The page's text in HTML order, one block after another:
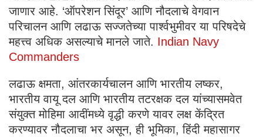
जाणार आहे. ‘ऑपरेशन सिंदूर’ आणि नौदलाचे वेगवान
परिचालन आणि लढाऊ सज्जतेच्या पार्श्वभुमीवर या परिषदेचे
महत्त्व अधिक असल्याचे मानले जाते. Indian Navy
Commanders
लढाऊ क्षमता, आंतरकार्यचालन आणि भारतीय लष्कर,
भारतीय वायू दल आणि भारतीय तटरक्षक दल यांच्यासमवेत
संयुक्त मोहिमा आदींमध्ये वृद्धी करणे यावर लक्ष केंद्रित
करण्यावर नौदलाचा भर असून, ही भूमिका, हिंदी महासागर